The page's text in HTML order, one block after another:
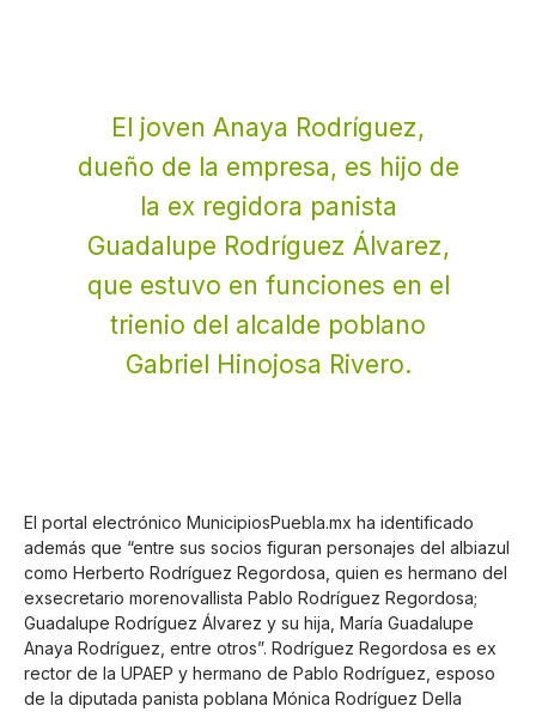
El joven Anaya Rodríguez,
dueño de la empresa, es hijo de
la ex regidora panista
Guadalupe Rodríguez Álvarez,
que estuvo en funciones en el
trienio del alcalde poblano
Gabriel Hinojosa Rivero.
El portal electrónico MunicipiosPuebla.mx ha identificado
además que “entre sus socios figuran personajes del albiazul
como Herberto Rodríguez Regordosa, quien es hermano del
exsecretario morenovallista Pablo Rodríguez Regordosa;
Guadalupe Rodríguez Álvarez y su hija, María Guadalupe
Anaya Rodríguez, entre otros”. Rodríguez Regordosa es ex
rector de la UPAEP y hermano de Pablo Rodríguez, esposo
de la diputada panista poblana Mónica Rodríguez Della